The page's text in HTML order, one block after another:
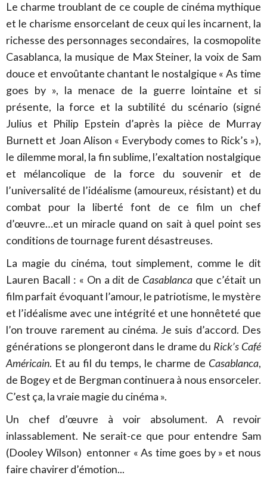
Le charme troublant de ce couple de cinéma mythique
et le charisme ensorcelant de ceux qui les incarnent, la
richesse des personnages secondaires, la cosmopolite
Casablanca, la musique de Max Steiner, la voix de Sam
douce et envoûtante chantant le nostalgique « As time
goes by », la menace de la guerre lointaine et si
présente, la force et la subtilité du scénario (signé
Julius et Philip Epstein d’après la pièce de Murray
Burnett et Joan Alison « Everybody comes to Rick’s »),
le dilemme moral, la fin sublime, l’exaltation nostalgique
et mélancolique de la force du souvenir et de
l’universalité de l’idéalisme (amoureux, résistant) et du
combat pour la liberté font de ce film un chef
d’œuvre…et un miracle quand on sait à quel point ses
conditions de tournage furent désastreuses.
La magie du cinéma, tout simplement, comme le dit
Lauren Bacall : « On a dit de Casablanca que c’était un
film parfait évoquant l’amour, le patriotisme, le mystère
et l’idéalisme avec une intégrité et une honnêteté que
l’on trouve rarement au cinéma. Je suis d’accord. Des
générations se plongeront dans le drame du Rick’s Café
Américain. Et au fil du temps, le charme de Casablanca,
de Bogey et de Bergman continuera à nous ensorceler.
C’est ça, la vraie magie du cinéma ».
Un chef d’œuvre à voir absolument. A revoir
inlassablement. Ne serait-ce que pour entendre Sam
(Dooley Wilson) entonner « As time goes by » et nous
faire chavirer d’émotion...